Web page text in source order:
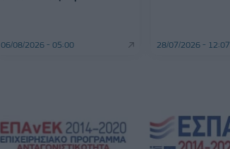
06/08/2026 - 05:00 28/07/2026 - 12:07